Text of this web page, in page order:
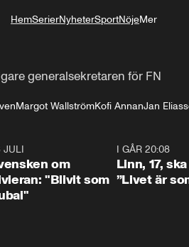
HemSerierNyheterSportNöjeMer
generalsekretaren för FN
Margot WallströmKofi AnnanJan
JULI
om
"Blivit som
I GÅR 20:08
Linn, 17,
”Livet är